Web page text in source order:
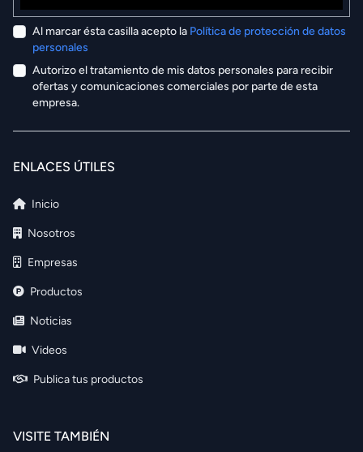
Al marcar ésta casilla acepto la Política de protección de datos
personales
Autorizo el tratamiento de mis datos personales para recibir
ofertas y comunicaciones comerciales por parte de esta
empresa.
ENLACES ÚTILES
Inicio
Nosotros
Empresas
Productos
Noticias
Videos
Publica tus productos
VISITE TAMBIÉN